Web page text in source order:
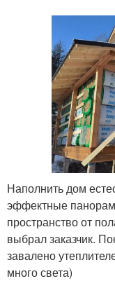
Наполнить дом
эффектные
пространство от
выбрал заказчик.
завалено
много света)